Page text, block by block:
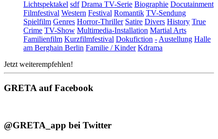
Lichtspektakel sdf Drama TV-Serie Biographie Docutainment
Filmfestival Western Festival Romantik TV-Sendung
Spielfilm Genres Horror-Thriller Satire Divers History True
Crime TV-Show Multimedia-Installation Martial Arts
Familienfilm Kurzfilmfestival Dokufiction - Austellung Halle
am Berghain Berlin Familie / Kinder Kdrama
Jetzt weiterempfehlen!
GRETA auf Facebook
@GRETA_app bei Twitter